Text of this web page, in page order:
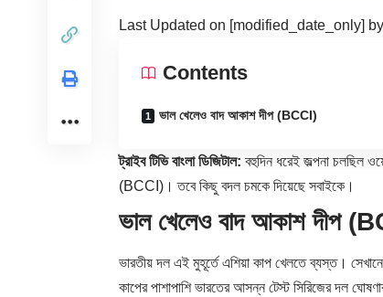
Last Updated on [modified_date_only] by
Contents
ভাল খেলেও বাদ আকাশ দীপ (BCCI)
ট্রাইব টিভি বাংলা ডিজিটাল: বহুদিন ধরেই জল্পনা চলছিল
(BCCI)। তবে কিছু বদল চমকে দিয়েছে সবাইকে।
ভাল খেলেও বাদ আকাশ দীপ
ভারতীয় দল এই মুহূর্তে এশিয়া কাপ খেলতে ব্যস্ত।
কাপের পাশাপাশি ভারতের আসন্ন টেস্ট সিরিজের দল